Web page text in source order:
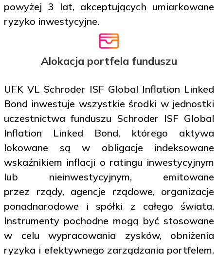
powyżej 3 lat, akceptujących umiarkowane
ryzyko inwestycyjne.
Alokacja portfela funduszu
UFK VL Schroder ISF Global Inflation Linked
Bond inwestuje wszystkie środki w jednostki
uczestnictwa funduszu Schroder ISF Global
Inflation Linked Bond, którego aktywa
lokowane są w obligacje indeksowane
wskaźnikiem inflacji o ratingu inwestycyjnym
lub nieinwestycyjnym, emitowane
przez rządy, agencje rządowe, organizacje
ponadnarodowe i spółki z całego świata.
Instrumenty pochodne mogą być stosowane
w celu wypracowania zysków, obniżenia
ryzyka i efektywnego zarządzania portfelem.